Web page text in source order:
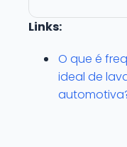
Links:
O que é
ideal de